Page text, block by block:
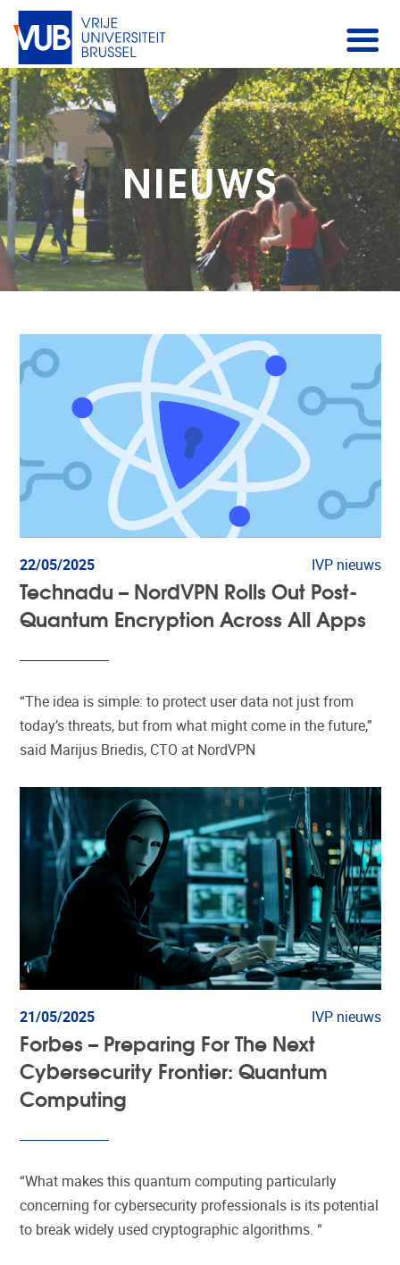
NIEUWS
22/05/2025 IVP nieuws
Technadu – NordVPN Rolls Out Post-
Quantum Encryption Across All Apps
“The idea is simple: to protect user data not just from
today’s threats, but from what might come in the future,”
said Marijus Briedis, CTO at NordVPN
21/05/2025 IVP nieuws
Forbes – Preparing For The Next
Cybersecurity Frontier: Quantum
Computing
“What makes this quantum computing particularly
concerning for cybersecurity professionals is its potential
to break widely used cryptographic algorithms. “